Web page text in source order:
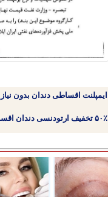
ایمپلنت اقساطی دندان بدون
۵۰٪ تخفیف ارتودنسی دندان اقساطی بدون نیاز به چک یا سفته!